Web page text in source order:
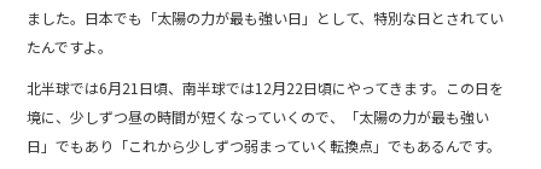
ました。日本でも「太陽の力が最も強い日」として、特別な日とされてい
たんですよ。
北半球では6月21日頃、南半球では12月22日頃にやってきます。この日を
境に、少しずつ昼の時間が短くなっていくので、「太陽の力が最も強い
日」でもあり「これから少しずつ弱まっていく転換点」でもあるんです。